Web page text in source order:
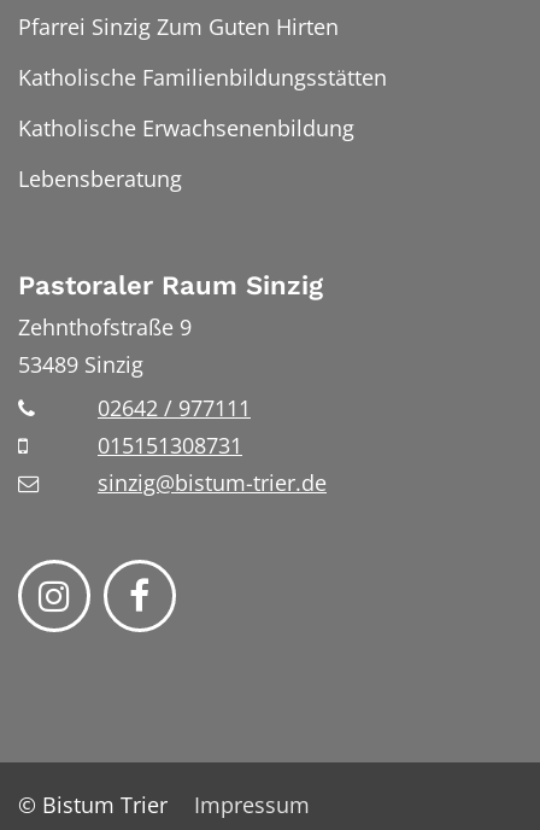
Pfarrei Sinzig Zum Guten Hirten
Katholische Familienbildungsstätten
Katholische Erwachsenenbildung
Lebensberatung
Pastoraler Raum Sinzig
Zehnthofstraße 9
53489 Sinzig
02642 / 977111
015151308731
sinzig@bistum-trier.de
© Bistum Trier
Impressum